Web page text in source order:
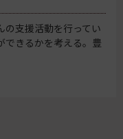
の支援活動を行ってい
できるかを考える。豊